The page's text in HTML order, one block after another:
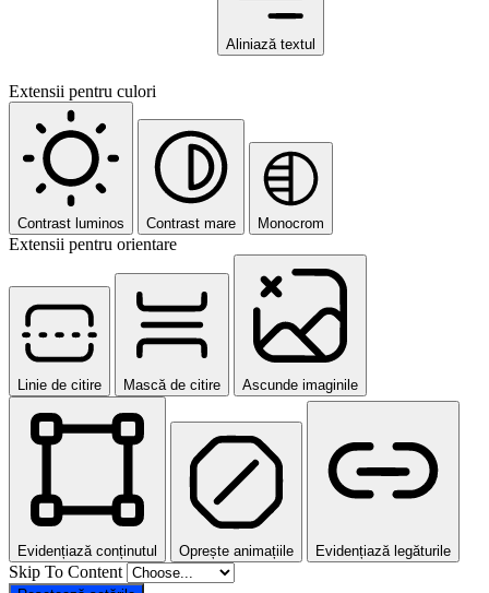
Aliniază textul
Extensii pentru culori
Contrast luminos Contrast mare Monocrom
Extensii pentru orientare
Linie de citire Mască de citire Ascunde imaginile
Evidențiază conținutul Oprește animațiile Evidențiază legăturile
Skip To Content